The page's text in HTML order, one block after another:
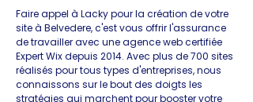
Faire appel à Lacky pour la création de votre
site à Belvedere, c'est vous offrir l'assurance
de travailler avec une agence web certifiée
Expert Wix depuis 2014. Avec plus de 700 sites
réalisés pour tous types d'entreprises, nous
connaissons sur le bout des doigts les
stratégies qui marchent pour booster votre